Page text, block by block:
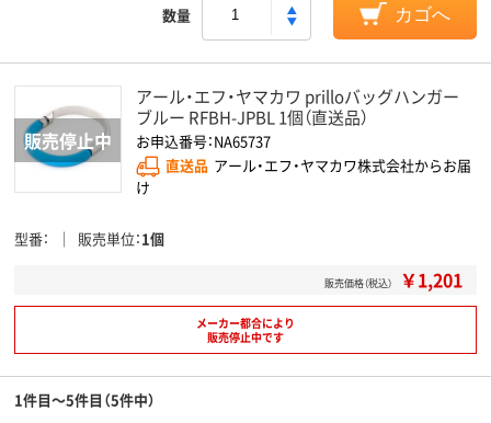
数量 カゴへ
アール・エフ・ヤマカワ prilloバッグハンガー
ブルー RFBH-JPBL 1個（直送品）
お申込番号：NA65737
直送品 アール・エフ・ヤマカワ株式会社からお届
け
型番 販売単位 1個
販売価格（税込） ￥1,201
メーカー都合により
販売停止中です
1件目～5件目（5件中）